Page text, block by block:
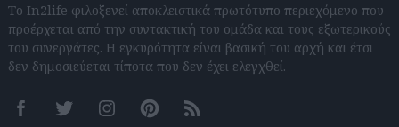
Το In2life φιλοξενεί αποκλειστικά πρωτότυπο περιεχόμενο που
προέρχεται από την συντακτική του ομάδα και τους εξωτερικούς
του συνεργάτες. Η εγκυρότητα είναι βασική του αρχή και έτσι
δεν δημοσιεύεται τίποτα που δεν έχει ελεγχθεί.
FacebookTwitter InstagramPinterestRSS feeds